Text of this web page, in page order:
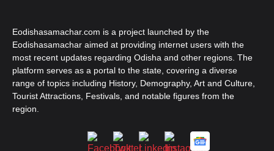
Eodishasamachar.com is a project launched by the
Eodishasamachar aimed at providing internet users with the
most recent updates regarding Odisha and other regions. The
platform serves as a portal to the state, covering a diverse
range of topics including History, Demography, Art and Culture,
Tourist Attractions, Festivals, and notable figures from the
region.